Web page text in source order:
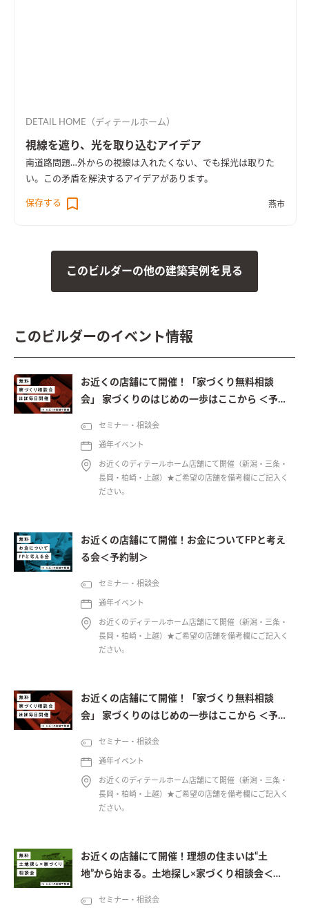
DETAIL HOME（ディテールホーム）
視線を遮り、光を取り込むアイデア
南道路問題…外からの視線は入れたくない、でも採光は取りた
い。この矛盾を解決するアイデアがあります。
保存する 燕市
このビルダーの他の建築実例を見る
このビルダーのイベント情報
お近くの店舗にて開催！「家づくり無料相談
会」 家づくりのはじめの一歩はここから ＜予約
セミナー・相談会
通年イベント
お近くのディテールホーム店舗にて開催（新潟・三条・
長岡・柏崎・上越）★ご希望の店舗を備考欄にご記入く
ださい。
お近くの店舗にて開催！お金についてFPと考え
る会＜予約制＞
セミナー・相談会
通年イベント
お近くのディテールホーム店舗にて開催（新潟・三条・
長岡・柏崎・上越）★ご希望の店舗を備考欄にご記入く
ださい。
お近くの店舗にて開催！「家づくり無料相談
会」 家づくりのはじめの一歩はここから ＜予約
セミナー・相談会
通年イベント
お近くのディテールホーム店舗にて開催（新潟・三条・
長岡・柏崎・上越）★ご希望の店舗を備考欄にご記入く
ださい。
お近くの店舗にて開催！理想の住まいは“土
地”から始まる。土地探し×家づくり相談会＜予
セミナー・相談会